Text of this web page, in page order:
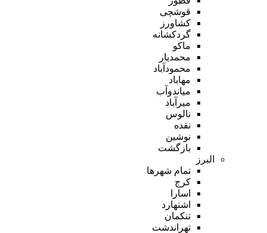
قوشچی
کشاورز
گردکشانه
ماکو
محمدیار
محمودآباد
مهاباد
میاندوآب
میرآباد
نالوس
نقده
نوشین
بازگشت
البرز
تمام شهر‌ها
کرج
اسارا
اشتهارد
تنکمان
تهراندشت